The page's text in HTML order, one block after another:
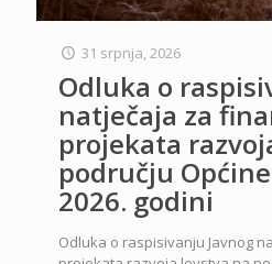
31 srpnja, 2026
Odluka o
natječaja za
projekata
području
2026. godini
Odluka o raspisivanju Javnog